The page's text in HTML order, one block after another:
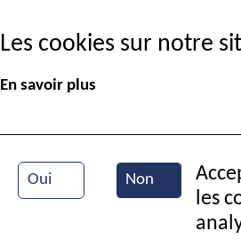
Mairie
Les cookies sur notre
En savoir plus
Oui Non
les